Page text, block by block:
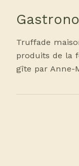
Truffade
produits de la
gîte par Anne-